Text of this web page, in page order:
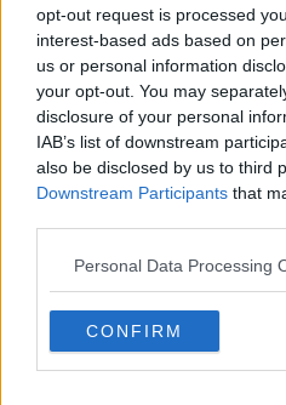
opt-out request is processed
interest-based ads based on
us or personal information
your opt-out. You may
disclosure of your personal
IAB’s list of downstream
also be disclosed by us to third
Downstream Participants that
Personal Data Processing
CONFIRM
Social media